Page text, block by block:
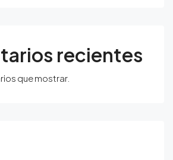
recientes
que mostrar.